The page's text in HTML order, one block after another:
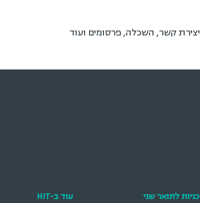
קשר, השכלה, פרסומים ועוד
לתואר שני עוד ב-HIT